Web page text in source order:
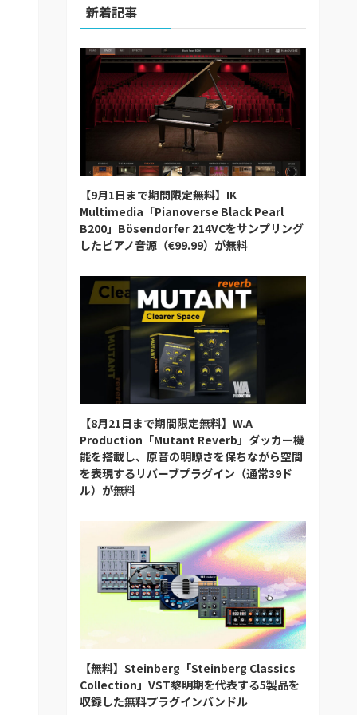
新着記事
【9月1日まで期間限定無料】IK
Multimedia「Pianoverse Black Pearl
B200」Bösendorfer 214VCをサンプリング
したピアノ音源（€99.99）が無料
【8月21日まで期間限定無料】W.A
Production「Mutant Reverb」ダッカー機
能を搭載し、原音の明瞭さを保ちながら空間
を表現するリバーブプラグイン（通常39ド
ル）が無料
【無料】Steinberg「Steinberg Classics
Collection」VST黎明期を代表する5製品を
収録した無料プラグインバンドル